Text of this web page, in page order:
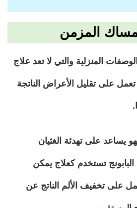
المزمن
المنزلية والتي لا تعد علاج
على تقليل الأعراض الناتجة
يساعد على تهدئة الغثيان
البابونج تستخدم كعلاج يمكن
على تخفيف الألم الناتج عن